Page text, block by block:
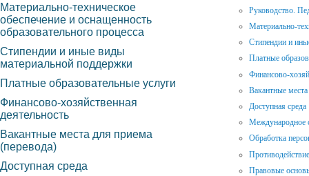
Руководство.
Материально-
Стипендии и
Платные
Финансово-
Вакантные
Доступная среда
Международное
Обработка
Правовые
Материально-техническое
обеспечение и оснащенность
образовательного процесса
Стипендии и иные виды
материальной поддержки
Платные образовательные услуги
Финансово-хозяйственная
деятельность
Вакантные места для приема
(перевода)
Доступная среда